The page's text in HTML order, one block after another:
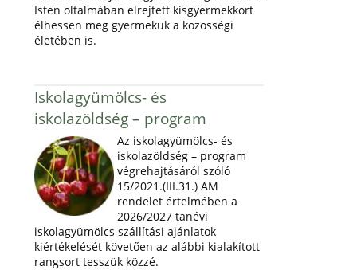
Isten oltalmában elrejtett kisgyermekkort
élhessen meg gyermekük a közösségi
életében is.
Iskolagyümölcs- és
iskolazöldség – program
Az iskolagyümölcs- és
iskolazöldség – program
végrehajtásáról szóló
15/2021.(III.31.) AM
rendelet értelmében a
2026/2027 tanévi
iskolagyümölcs szállítási ajánlatok
kiértékelését követően az alábbi kialakított
rangsort tesszük közzé.